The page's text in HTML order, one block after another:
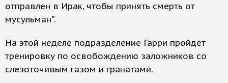
отправлен в Ирак, чтобы принять смерть от
мусульман".
На этой неделе подразделение Гарри пройдет
тренировку по освобождению заложников со
слезоточивым газом и гранатами.